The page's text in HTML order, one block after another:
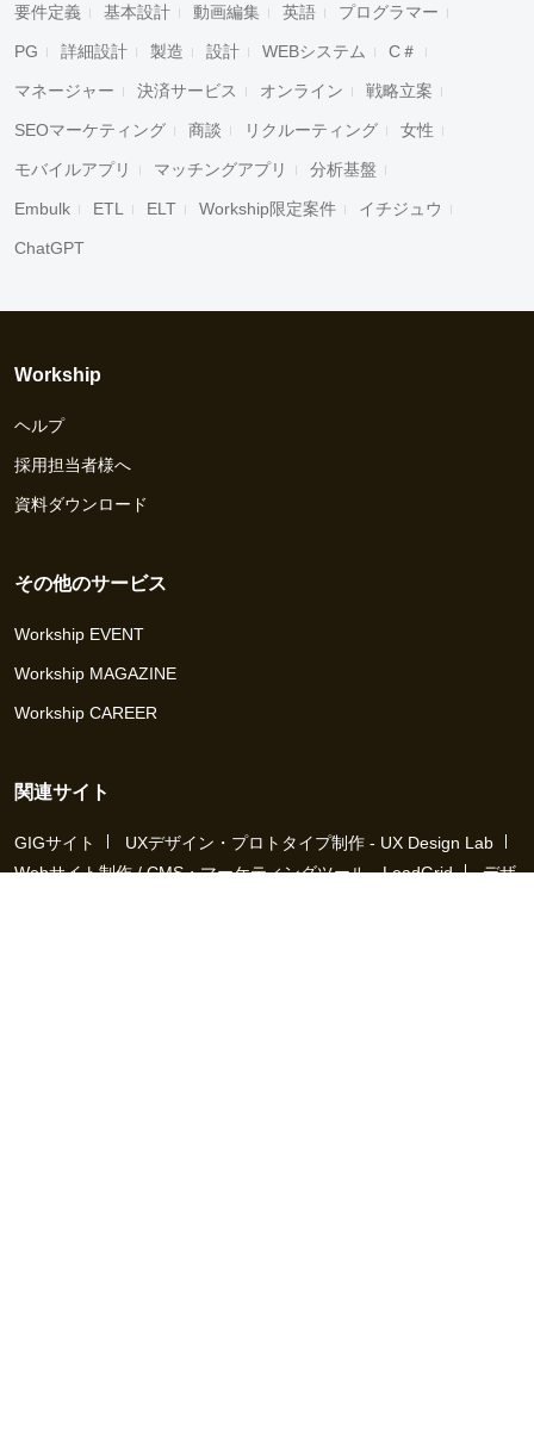
要件定義 基本設計 動画編集 英語 プログラマー
PG 詳細設計 製造 設計 WEBシステム C＃
マネージャー 決済サービス オンライン 戦略立案
SEOマーケティング 商談 リクルーティング 女性
モバイルアプリ マッチングアプリ 分析基盤
Embulk ETL ELT Workship限定案件 イチジュウ
ChatGPT
Workship
ヘルプ
採用担当者様へ
資料ダウンロード
その他のサービス
Workship EVENT
Workship MAGAZINE
Workship CAREER
関連サイト
GIGサイト
UXデザイン・プロトタイプ制作 - UX Design Lab
Webサイト制作 / CMS・マーケティングツール - LeadGrid
デザ